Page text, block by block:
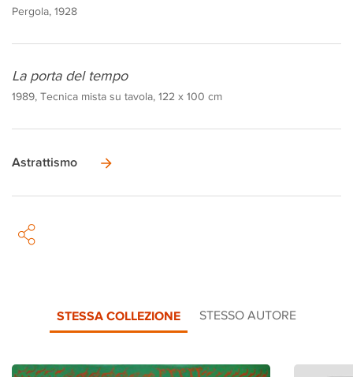
Pergola, 1928
La porta del tempo
1989, Tecnica mista su tavola, 122 x 100 cm
Astrattismo
STESSA COLLEZIONE STESSO AUTORE